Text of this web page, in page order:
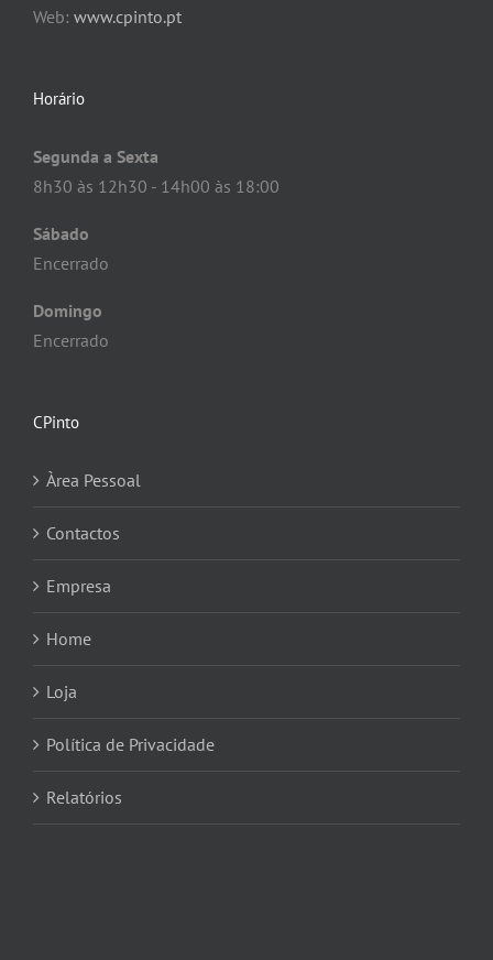
Web: www.cpinto.pt
Horário
Segunda a Sexta
8h30 às 12h30 - 14h00 às 18:00
Sábado
Encerrado
Domingo
Encerrado
CPinto
Àrea Pessoal
Contactos
Empresa
Home
Loja
Política de Privacidade
Relatórios